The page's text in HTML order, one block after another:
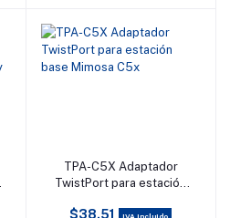
Añadir al carrito
TPA-C5X Adaptador
TwistPort para estación
$38.51 IVA incluido